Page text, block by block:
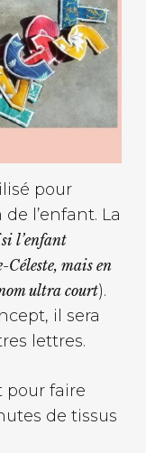
pour
l’enfant. La
l’enfant
mais en
ultra court).
il sera
lettres.
pour faire
de tissus